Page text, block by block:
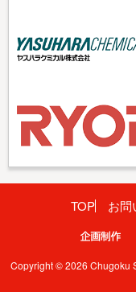
TOP お問
Copyright © 2026 Chugoku